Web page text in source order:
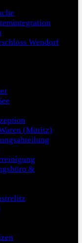
Wendorf
(Müritz)
&